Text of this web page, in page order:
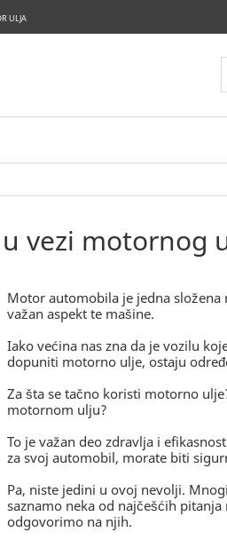
ULJA
vezi motornog
Motor automobila je jedna
važan aspekt te mašine.
Iako većina nas zna da je vozilu
dopuniti motorno ulje, ostaju
Za šta se tačno koristi motorno
motornom ulju?
To je važan deo zdravlja i
za svoj automobil, morate biti
Pa, niste jedini u ovoj nevolji.
saznamo neka od najčešćih
odgovorimo na njih.